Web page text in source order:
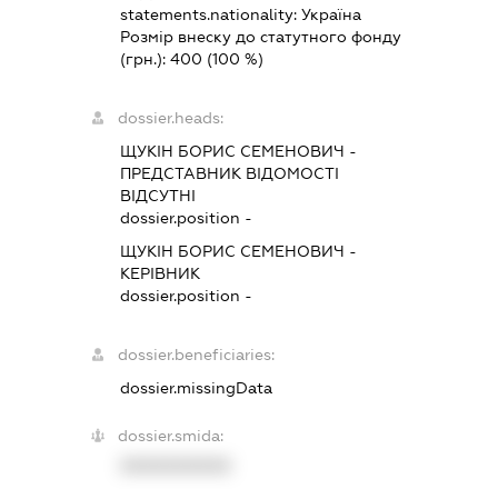
statements.nationality: Україна
Розмір внеску до статутного фонду
(грн.): 400 (100 %)
dossier.heads:
ЩУКІН БОРИС СЕМЕНОВИЧ -
ПРЕДСТАВНИК ВІДОМОСТІ
ВІДСУТНІ
dossier.position -
ЩУКІН БОРИС СЕМЕНОВИЧ -
КЕРІВНИК
dossier.position -
dossier.beneficiaries:
dossier.missingData
dossier.smida: